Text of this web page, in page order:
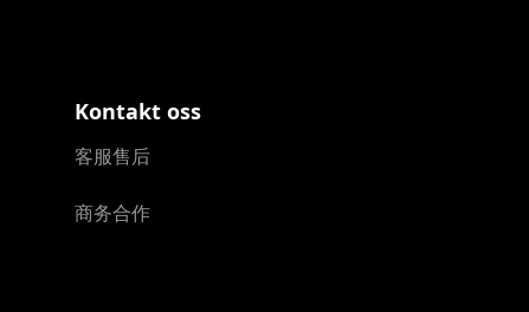
Kontakt oss
客服售后
商务合作